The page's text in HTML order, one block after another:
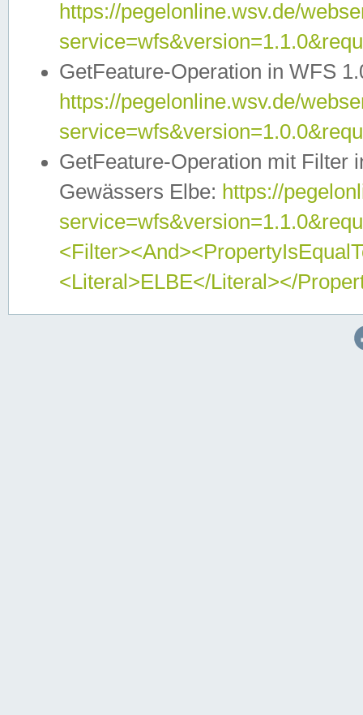
https://pegelonline.wsv.de/
GetFeature-Operation in WFS
https://pegelonline.wsv.de/
GetFeature-Operation mit Filter
Gewässers Elbe: https://
<Literal>ELBE</Literal></